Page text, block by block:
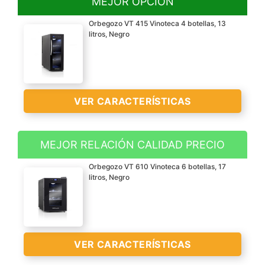
Orbegozo VT 415 Vinoteca 4 botellas, 13
litros, Negro
VER CARACTERÍSTICAS
Vinoteca de 4 botellas, 13
litros de capacidad y 70
W de potencia
Iluminación interior tipo
LED
entre 8? y 18?C con la
MEJOR RELACIÓN CALIDAD PRECIO
Orbegozo VT 610 Vinoteca 6 botellas, 17
litros, Negro
VER CARACTERÍSTICAS